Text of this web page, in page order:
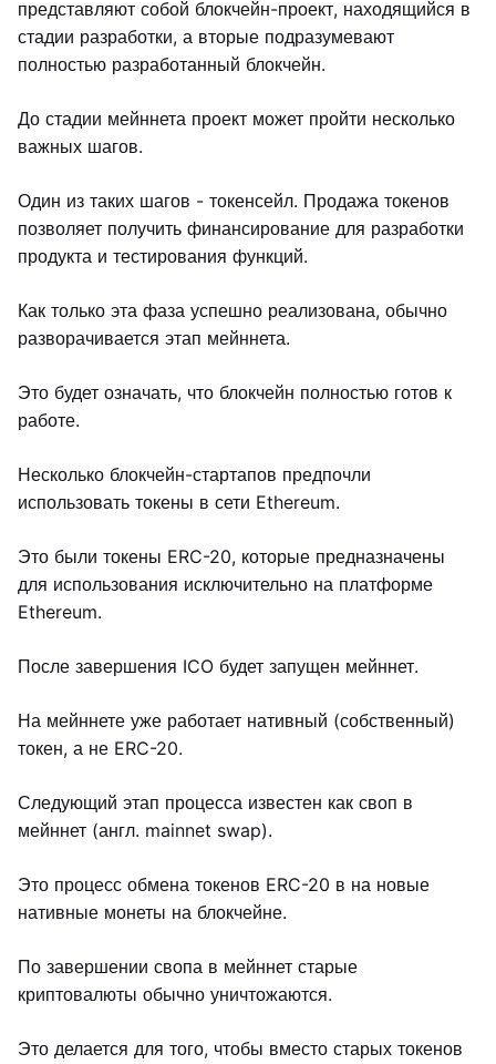
представляют собой блокчейн-проект, находящийся в
стадии разработки, а вторые подразумевают
полностью разработанный блокчейн.
До стадии мейннета проект может пройти несколько
важных шагов.
Один из таких шагов - токенсейл. Продажа токенов
позволяет получить финансирование для разработки
продукта и тестирования функций.
Как только эта фаза успешно реализована, обычно
разворачивается этап мейннета.
Это будет означать, что блокчейн полностью готов к
работе.
Несколько блокчейн-стартапов предпочли
использовать токены в сети Ethereum.
Это были токены ERC-20, которые предназначены
для использования исключительно на платформе
Ethereum.
После завершения ICO будет запущен мейннет.
На мейннете уже работает нативный (собственный)
токен, а не ERC-20.
Следующий этап процесса известен как своп в
мейннет (англ. mainnet swap).
Это процесс обмена токенов ERC-20 в на новые
нативные монеты на блокчейне.
По завершении свопа в мейннет старые
криптовалюты обычно уничтожаются.
Это делается для того, чтобы вместо старых токенов